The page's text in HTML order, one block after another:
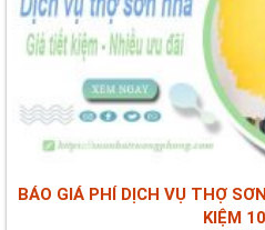
BÁO GIÁ PHÍ DỊCH VỤ THỢ
KIỆM